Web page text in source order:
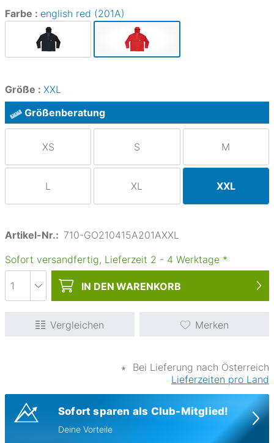
Farbe : english red (201A)
Größe : XXL
Größenberatung
XS S M
L XL XXL
Artikel-Nr.: 710-GO210415A201AXXL
Sofort versandfertig, Lieferzeit 2 - 4 Werktage *
IN DEN WARENKORB
Vergleichen Merken
∗
Bei Lieferung nach Österreich
Lieferzeiten pro Land
Sofort sparen als Club-Mitglied!
Deine Vorteile